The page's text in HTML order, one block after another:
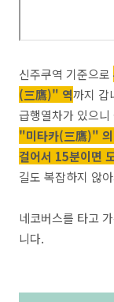
신주쿠역 기준으로
(三鷹)" 역까지 갑
급행열차가 있으
"미타카(三鷹)"
걸어서 15분이면
길도 복잡하지 않
네코버스를 타고
니다.